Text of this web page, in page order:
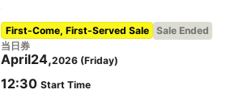
First-Come, First-Served Sale Sale Ended
当日券
April24,2026 (Friday)
12:30 Start Time